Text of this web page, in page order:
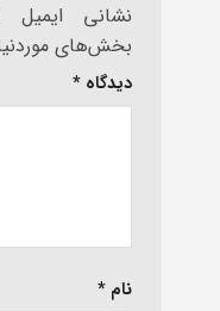
نشانی
بخش‌های
دیدگاه *
نام *